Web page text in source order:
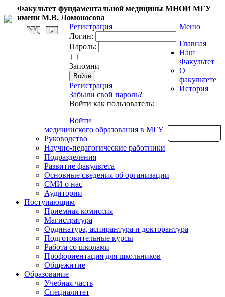
Факультет фундаментальной медицины МНОИ МГУ
имени М.В. Ломоносова
Регистрация
Логин:
Пароль:
Запомни
Регистрация
Забыли свой пароль?
Войти как пользователь:
Войти
Меню
Главная
Наш
Факультет
О
факультете
История
медицинского образования в МГУ
Руководство
Научно-педагогические работники
Подразделения
Развитие факультета
Основные сведения об организации
СМИ о нас
Аудитории
Поступающим
Приемная комиссия
Магистратура
Ординатура, аспирантура и докторантура
Подготовительные курсы
Работа со школами
Профориентация для школьников
Общежитие
Образование
Учебная часть
Специалитет